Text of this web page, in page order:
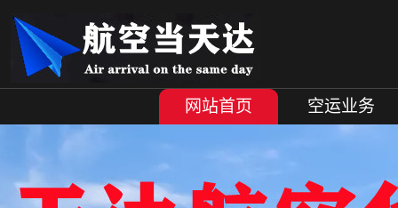
网站首页 空运业务